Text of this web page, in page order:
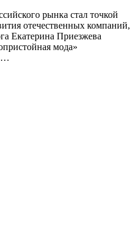
рынка стал точкой
отечественных компаний,
Екатерина Приезжева
мода»